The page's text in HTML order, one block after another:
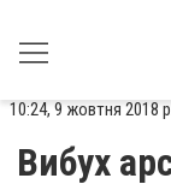
10:24, 9 жовтня 2018
Вибух